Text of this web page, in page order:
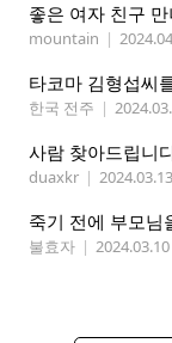
좋은 여자 친구 만
mountain |
타코마 김형섭씨
한국 전주 |
사람 찾아드립니
duaxkr | 2024.03.13
죽기 전에 부모님
불효자 | 2024.03.10